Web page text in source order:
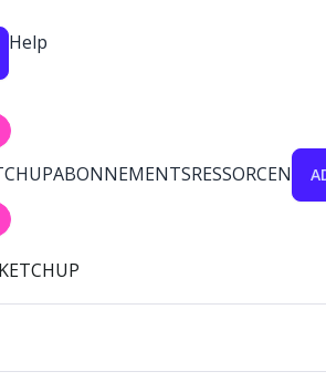
Help
ABONNEMENTSRESSORCEN